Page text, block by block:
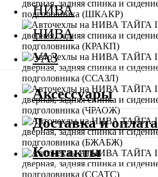
НИВА
НИВА
УАЗ
Аксессуары
Доставка и оплата
Контакты